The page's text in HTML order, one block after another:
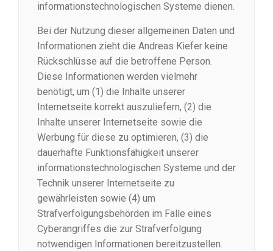
informationstechnologischen Systeme dienen.
Bei der Nutzung dieser allgemeinen Daten und
Informationen zieht die Andreas Kiefer keine
Rückschlüsse auf die betroffene Person.
Diese Informationen werden vielmehr
benötigt, um (1) die Inhalte unserer
Internetseite korrekt auszuliefern, (2) die
Inhalte unserer Internetseite sowie die
Werbung für diese zu optimieren, (3) die
dauerhafte Funktionsfähigkeit unserer
informationstechnologischen Systeme und der
Technik unserer Internetseite zu
gewährleisten sowie (4) um
Strafverfolgungsbehörden im Falle eines
Cyberangriffes die zur Strafverfolgung
notwendigen Informationen bereitzustellen.